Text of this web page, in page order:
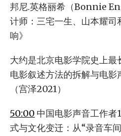
邦尼.英格丽希（Bonnie
计师：三宅一生、山本耀司
响》
大约是北京电影学院史上最
电影叙述方法的拆解与电影
（宫泽2021）
50:00 中国电影声音工作
式与文化变迁：从“录音车